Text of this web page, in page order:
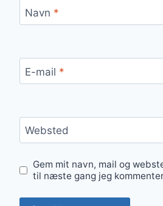
Navn *
E-mail *
Websted
Gem mit navn, mail og
til næste gang jeg